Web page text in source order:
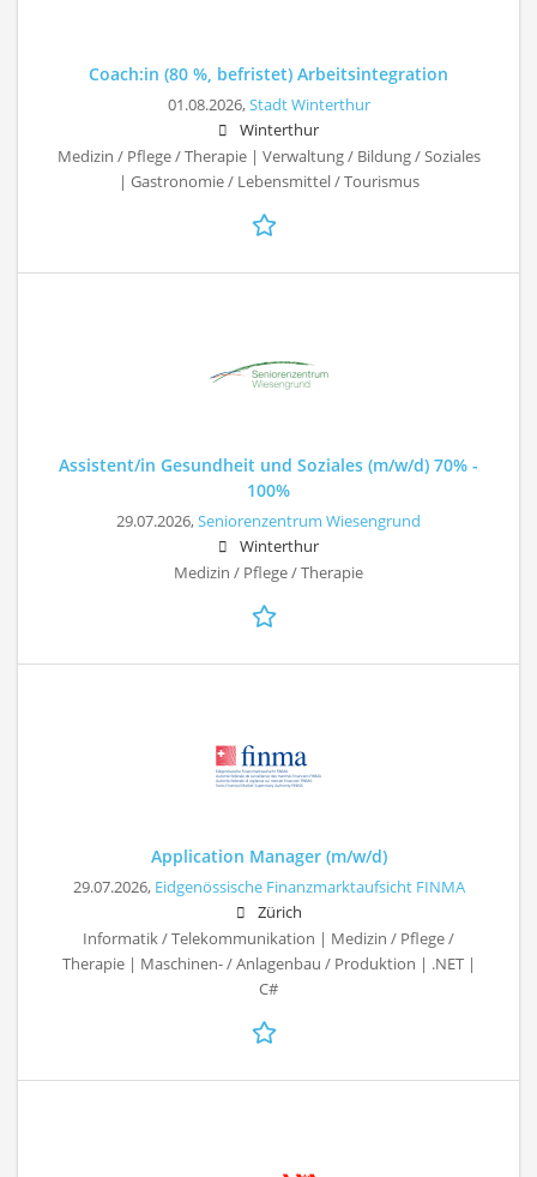
Coach:in (80 %, befristet) Arbeitsintegration
01.08.2026,Stadt Winterthur
Winterthur
Medizin / Pflege / Therapie | Verwaltung / Bildung / Soziales
| Gastronomie / Lebensmittel / Tourismus
Assistent/in Gesundheit und Soziales (m/w/d) 70% -
100%
29.07.2026,Seniorenzentrum Wiesengrund
Winterthur
Medizin / Pflege / Therapie
Application Manager (m/w/d)
29.07.2026, Eidgenössische Finanzmarktaufsicht FINMA
Zürich
Informatik / Telekommunikation | Medizin / Pflege /
Therapie | Maschinen- / Anlagenbau / Produktion | .NET |
C#